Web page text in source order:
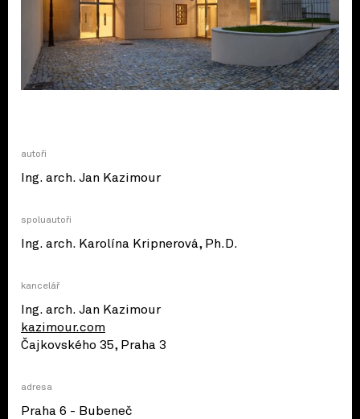
autoři
Ing. arch. Jan Kazimour
spoluautoři
Ing. arch. Karolína Kripnerová, Ph.D.
kancelář
Ing. arch. Jan Kazimour
kazimour.com
Čajkovského 35, Praha 3
adresa
Praha 6 - Bubeneč